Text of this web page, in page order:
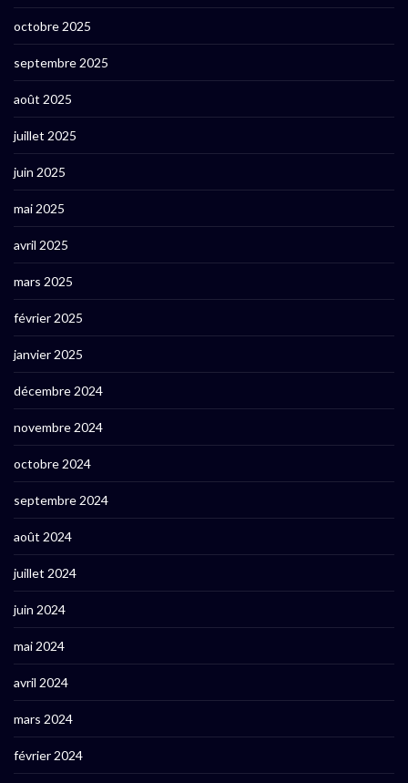
octobre 2025
septembre 2025
août 2025
juillet 2025
juin 2025
mai 2025
avril 2025
mars 2025
février 2025
janvier 2025
décembre 2024
novembre 2024
octobre 2024
septembre 2024
août 2024
juillet 2024
juin 2024
mai 2024
avril 2024
mars 2024
février 2024